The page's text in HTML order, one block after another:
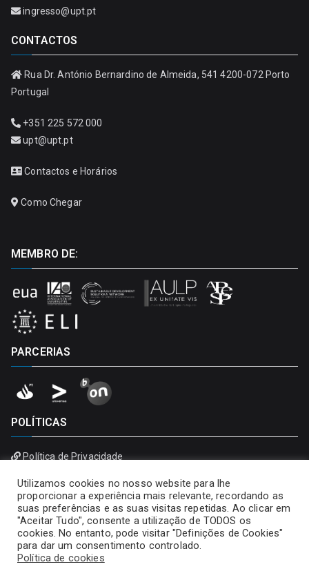
ingresso@upt.pt
CONTACTOS
Rua Dr. António Bernardino de Almeida, 541 4200-072 Porto
Portugal
+351 225 572 000
upt@upt.pt
Contactos e Horários
Como Chegar
MEMBRO DE:
PARCERIAS
POLÍTICAS
Política de Privacidade
Utilizamos cookies no nosso website para lhe
proporcionar a experiência mais relevante, recordando as
suas preferências e as suas visitas repetidas. Ao clicar em
"Aceitar Tudo", consente a utilização de TODOS os
cookies. No entanto, pode visitar "Definições de Cookies"
para dar um consentimento controlado.
Política de cookies